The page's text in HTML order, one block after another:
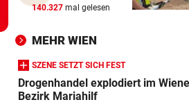
140.327 mal gelesen
MEHR WIEN
SZENE SETZT SICH FEST
Drogenhandel explodiert im
Bezirk Mariahilf